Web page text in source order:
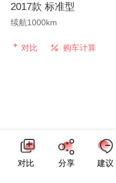
2017款 标准型
续航1000km
对比 购车计算
对比 分享 建议